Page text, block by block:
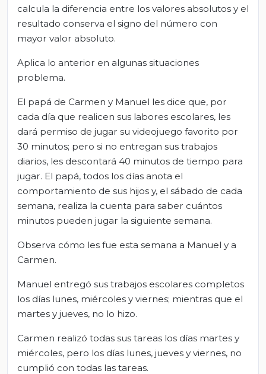
calcula la diferencia entre los valores absolutos y el
resultado conserva el signo del número con
mayor valor absoluto.
Aplica lo anterior en algunas situaciones
problema.
El papá de Carmen y Manuel les dice que, por
cada día que realicen sus labores escolares, les
dará permiso de jugar su videojuego favorito por
30 minutos; pero si no entregan sus trabajos
diarios, les descontará 40 minutos de tiempo para
jugar. El papá, todos los días anota el
comportamiento de sus hijos y, el sábado de cada
semana, realiza la cuenta para saber cuántos
minutos pueden jugar la siguiente semana.
Observa cómo les fue esta semana a Manuel y a
Carmen.
Manuel entregó sus trabajos escolares completos
los días lunes, miércoles y viernes; mientras que el
martes y jueves, no lo hizo.
Carmen realizó todas sus tareas los días martes y
miércoles, pero los días lunes, jueves y viernes, no
cumplió con todas las tareas.